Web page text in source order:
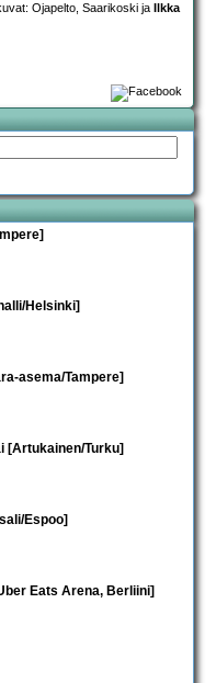
Ojapelto, Saarikoski ja
Ilkka
Helsinki]
asema/Tampere]
[Artukainen/Turku]
Espoo]
Eats Arena, Berliini]